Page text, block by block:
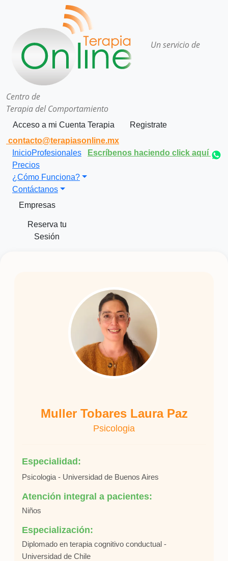
Un servicio de
Centro de
Terapia del Comportamiento
Acceso a mi Cuenta Terapia
Registrate
contacto@terapiasonline.mx
Escríbenos haciendo click aquí
InicioProfesionales
Precios
¿Cómo Funciona?
Contáctanos
Empresas
Reserva tu
Sesión
Muller Tobares Laura Paz
Psicologia
Especialidad:
Psicologia - Universidad de Buenos Aires
Atención integral a pacientes:
Niños
Especialización:
Diplomado en terapia cognitivo conductual -
Universidad de Chile